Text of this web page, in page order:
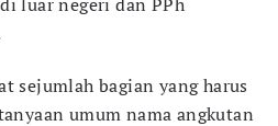
sejumlah bagian yang harus
umum nama angkutan